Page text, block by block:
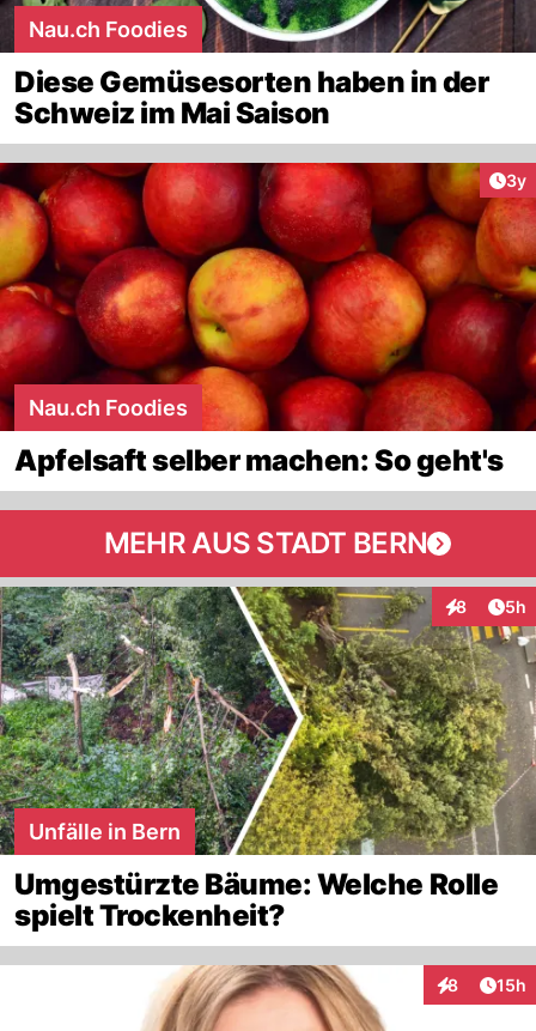
Nau.ch Foodies
Diese Gemüsesorten haben in der
Schweiz im Mai Saison
3y
Nau.ch Foodies
Apfelsaft selber machen: So geht's
MEHR AUS STADT BERN
8 5h
Unfälle in Bern
Umgestürzte Bäume: Welche Rolle
spielt Trockenheit?
8
Interaktionen
15h